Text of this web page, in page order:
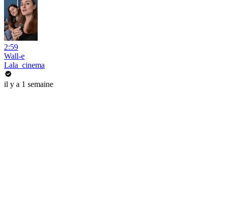
2:59
Wall-e
Lala_cinema
il y a 1 semaine